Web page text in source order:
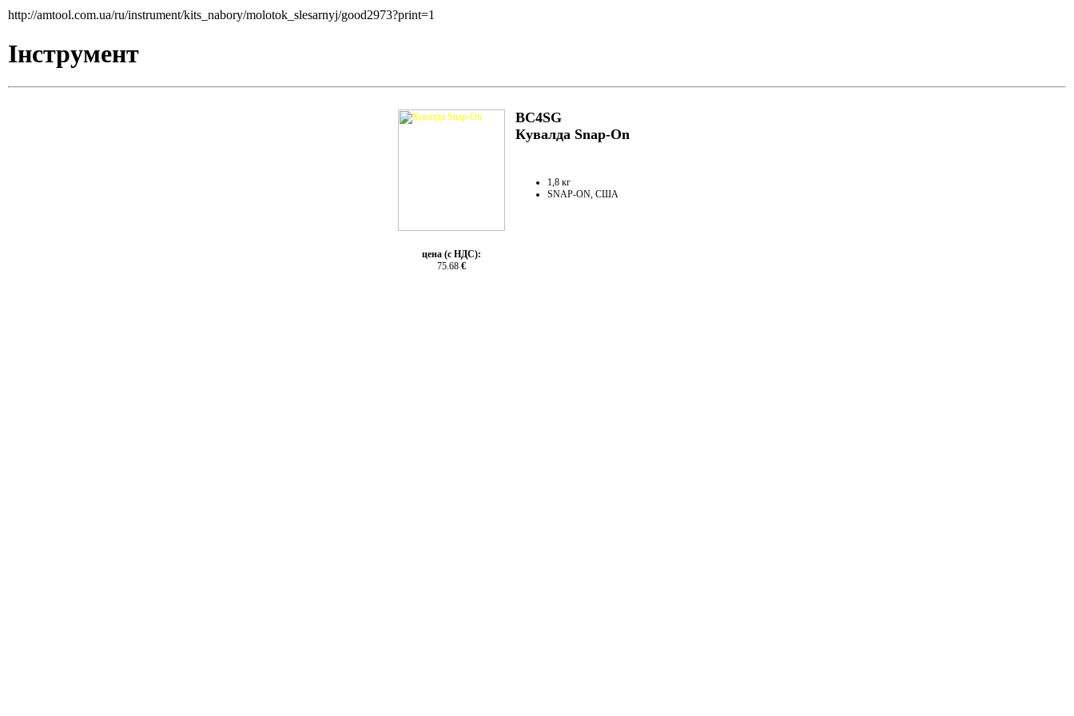
http://amtool.com.ua/ru/instrument/kits_nabory/molotok_slesarnyj/good2973?print=1
Інструмент
цена (с НДС):
75.68 €
BC4SG
Кувалда Snap-On
1,8 кг
SNAP-ON, США